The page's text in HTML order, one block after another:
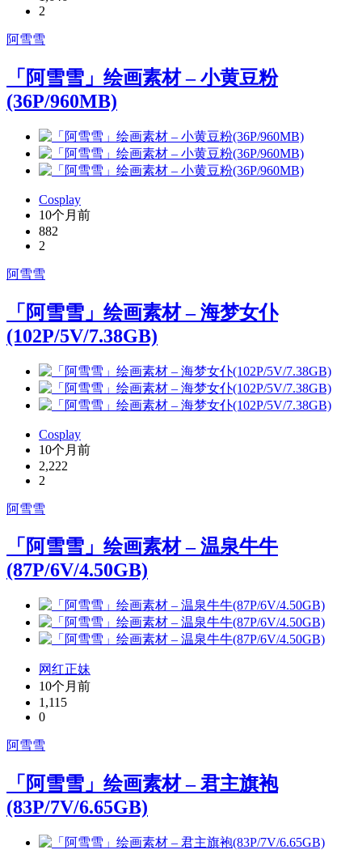
2
阿雪雪
「阿雪雪」绘画素材 – 小黄豆粉
(36P/960MB)
Cosplay
10个月前
882
2
阿雪雪
「阿雪雪」绘画素材 – 海梦女仆
(102P/5V/7.38GB)
Cosplay
10个月前
2,222
2
阿雪雪
「阿雪雪」绘画素材 – 温泉牛牛
(87P/6V/4.50GB)
网红正妹
10个月前
1,115
0
阿雪雪
「阿雪雪」绘画素材 – 君主旗袍
(83P/7V/6.65GB)